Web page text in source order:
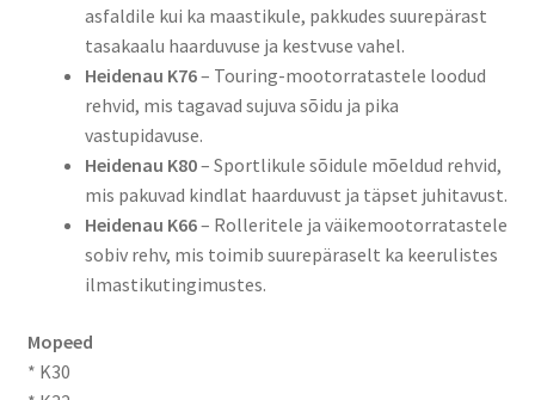
asfaldile kui ka maastikule, pakkudes suurepärast
tasakaalu haarduvuse ja kestvuse vahel.
Heidenau K76– Touring-mootorratastele loodud
rehvid, mis tagavad sujuva sõidu ja pika
vastupidavuse.
Heidenau K80– Sportlikule sõidule mõeldud rehvid,
mis pakuvad kindlat haarduvust ja täpset juhitavust.
Heidenau K66– Rolleritele ja väikemootorratastele
sobiv rehv, mis toimib suurepäraselt ka keerulistes
ilmastikutingimustes.
Mopeed
* K30